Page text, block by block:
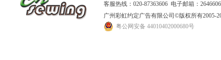
客服热线：020-87363606 电子邮箱：
广州彩虹约定广告有限公司 ©版权所有2005-
粤公网安备 44010402000680号